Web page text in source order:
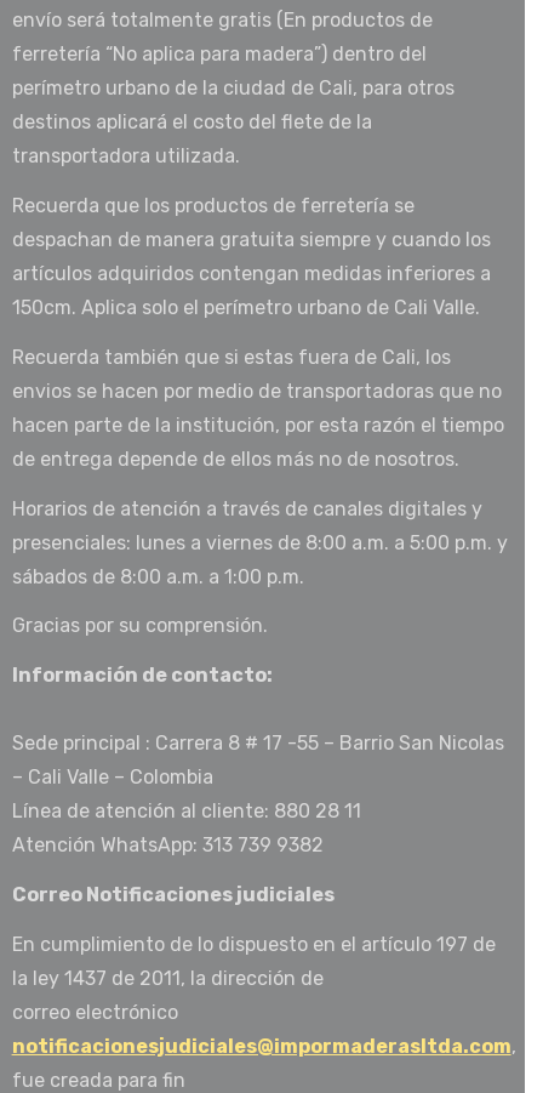
envío será totalmente gratis (En productos de
ferretería “No aplica para madera”) dentro del
perímetro urbano de la ciudad de Cali, para otros
destinos aplicará el costo del flete de la
transportadora utilizada.
Recuerda que los productos de ferretería se
despachan de manera gratuita siempre y cuando los
artículos adquiridos contengan medidas inferiores a
150cm. Aplica solo el perímetro urbano de Cali Valle.
Recuerda también que si estas fuera de Cali, los
envios se hacen por medio de transportadoras que no
hacen parte de la institución, por esta razón el tiempo
de entrega depende de ellos más no de nosotros.
Horarios de atención a través de canales digitales y
presenciales: lunes a viernes de 8:00 a.m. a 5:00 p.m. y
sábados de 8:00 a.m. a 1:00 p.m.
Gracias por su comprensión.
Información de contacto:
Sede principal : Carrera 8 # 17 -55 – Barrio San Nicolas
– Cali Valle – Colombia
Línea de atención al cliente: 880 28 11
Atención WhatsApp: 313 739 9382
Correo Notificaciones judiciales
En cumplimiento de lo dispuesto en el artículo 197 de
la ley 1437 de 2011, la dirección de
correo electrónico
notificacionesjudiciales@impormaderasltda.com,
fue creada para fin